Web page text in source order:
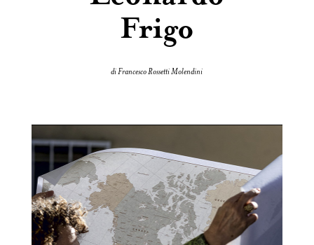
Frigo
di Francesco Rossetti Molendini